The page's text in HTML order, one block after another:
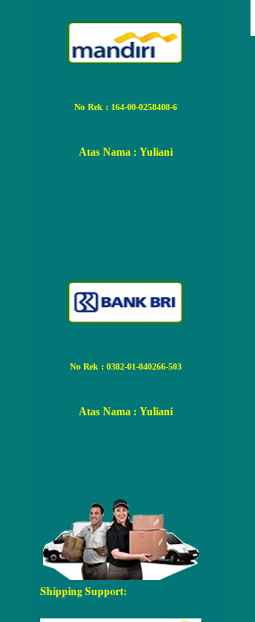
No Rek : 164-00-0258408-6
Atas Nama : Yuliani
No Rek : 0382-01-040266-503
Atas Nama : Yuliani
Shipping Support: